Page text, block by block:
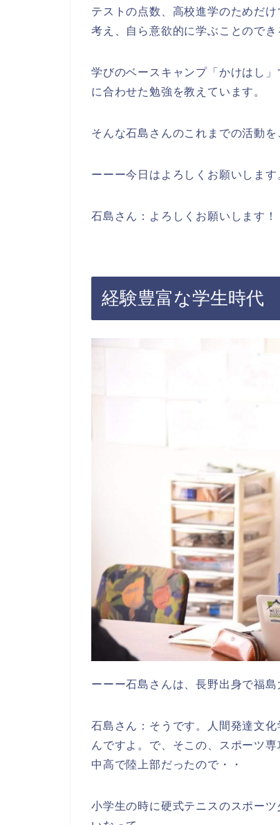
テストの点数、高校進学のためだ
考え、自ら意欲的に学ぶことのでき
学びのベースキャンプ「かけはし
に合わせた勉強を教えています。
そんな石島さんのこれまでの活動
ーーー今日はよろしくお願いします
石島さん：よろしくお願いします！
経験豊富な学生時代
ーーー石島さんは、長野出身で福
石島さん：そうです。人間発達文
んですよ。で、そこの、スポーツ
中高で陸上部だったので・・
小学生の時に硬式テニスのスポー